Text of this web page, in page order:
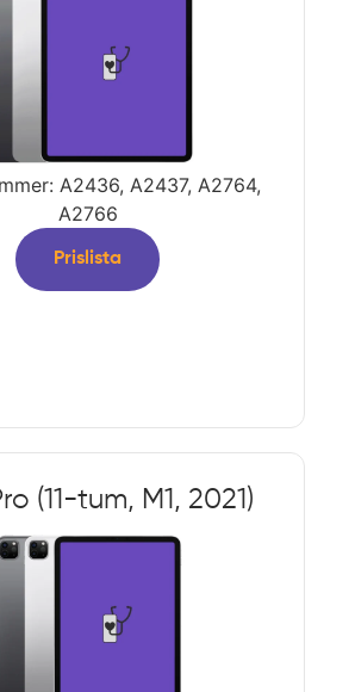
A2436, A2437, A2764,
A2766
Prislista
(11-tum, M1, 2021)